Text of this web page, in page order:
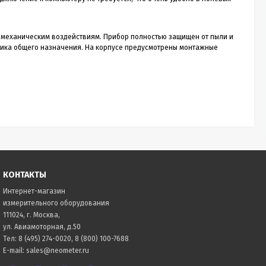
воздействиям. Прибор полностью защищен от пыли и
общего назначения. На корпусе предусмотрены монтажные
КОНТАКТЫ
Интернет-магазин
измерительного оборудования
111024, г. Москва,
ул. Авиамоторная, д.50
Тел: 8 (495) 274-0020, 8 (800) 100-7688
E-mail: sales@neometer.ru